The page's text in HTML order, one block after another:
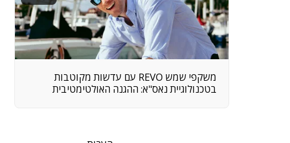
משקפי שמש REVO עם עדשות מקוטבות
בטכנולוגיית נאס"א: ההגנה האולטימטיבית